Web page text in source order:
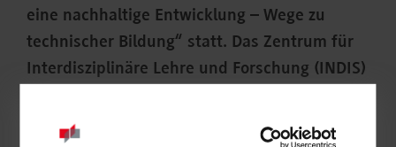
eine nachhaltige Entwicklung – Wege zu
technischer Bildung“ statt. Das Zentrum für
Interdisziplinäre Lehre und Forschung (INDIS)